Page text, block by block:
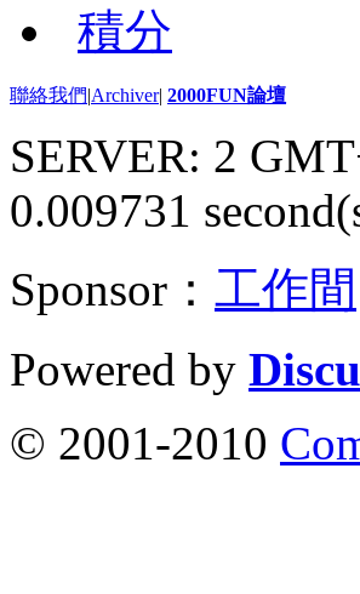
積分
聯絡我們|Archiver| 2000FUN論壇
SERVER: 2
0.009731
Sponsor： 工作間
Powered by
© 2001-2010